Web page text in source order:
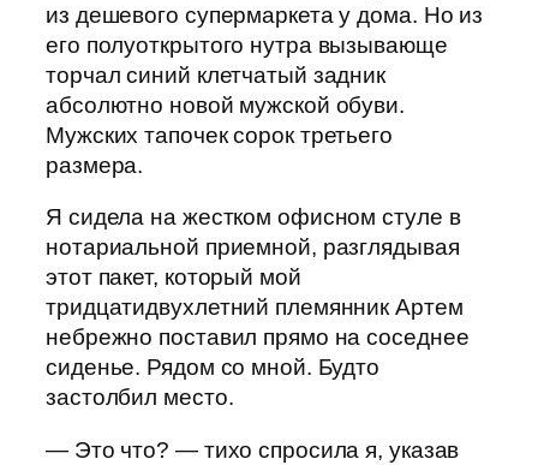
из дешевого супермаркета у дома. Но из
его полуоткрытого нутра вызывающе
торчал синий клетчатый задник
абсолютно новой мужской обуви.
Мужских тапочек сорок третьего
размера.
Я сидела на жестком офисном стуле в
нотариальной приемной, разглядывая
этот пакет, который мой
тридцатидвухлетний племянник Артем
небрежно поставил прямо на соседнее
сиденье. Рядом со мной. Будто
застолбил место.
— Это что? — тихо спросила я, указав